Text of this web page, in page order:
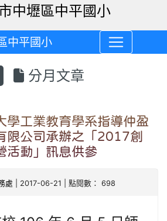
中平國小
分月文章
學工業教育學系指導仲盈
限公司承辦之「2017創
活動」訊息供參
處 | 2017-06-21 | 點閱數： 698